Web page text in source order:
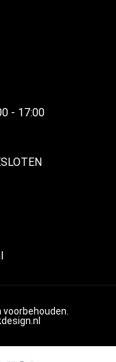
- 17:00